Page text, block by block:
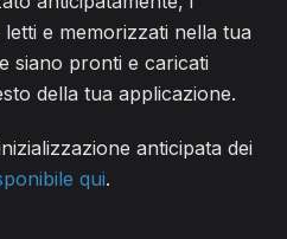
e memorizzati nella tua
siano pronti e caricati
della tua applicazione.
anticipata dei
qui.